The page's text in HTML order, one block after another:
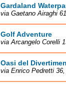
Gardaland
via Gaetano Airaghi
Golf Adventure
via Arcangelo Corelli
Oasi del
via Enrico Pedretti